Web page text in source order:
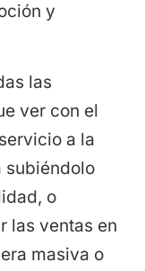
y
las
ver con el
a la
subiéndolo
o
las ventas en
masiva o